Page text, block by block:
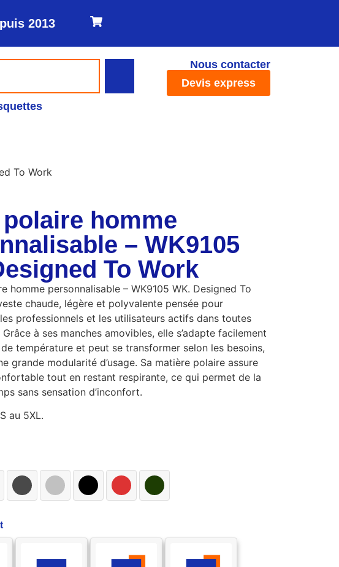
2013
Nous contacter
Devis express
To Work
homme
– WK9105
To Work
homme personnalisable – WK9105 WK. Designed To
chaude, légère et polyvalente pensée pour
professionnels et les utilisateurs actifs dans toutes
à ses manches amovibles, elle s’adapte facilement
température et peut se transformer selon les besoins,
grande modularité d’usage. Sa matière polaire assure
tout en restant respirante, ce qui permet de la
sans sensation d’inconfort.
au 5XL.